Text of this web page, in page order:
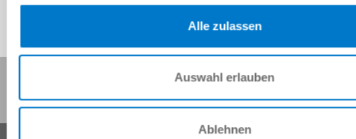
Alle zulassen
Auswahl erlauben
Ablehnen
Diese Seite teilen: